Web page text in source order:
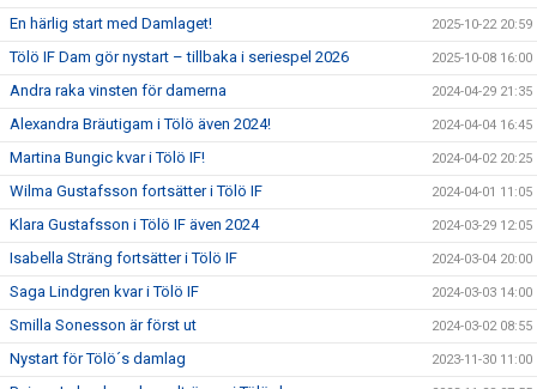
En härlig start med Damlaget! 2025-10-22 20:59
Tölö IF Dam gör nystart – tillbaka i seriespel 2026 2025-10-08 16:00
Andra raka vinsten för damerna 2024-04-29 21:35
Alexandra Bräutigam i Tölö även 2024! 2024-04-04 16:45
Martina Bungic kvar i Tölö IF! 2024-04-02 20:25
Wilma Gustafsson fortsätter i Tölö IF 2024-04-01 11:05
Klara Gustafsson i Tölö IF även 2024 2024-03-29 12:05
Isabella Sträng fortsätter i Tölö IF 2024-03-04 20:00
Saga Lindgren kvar i Tölö IF 2024-03-03 14:00
Smilla Sonesson är först ut 2024-03-02 08:55
Nystart för Tölö´s damlag 2023-11-30 11:00